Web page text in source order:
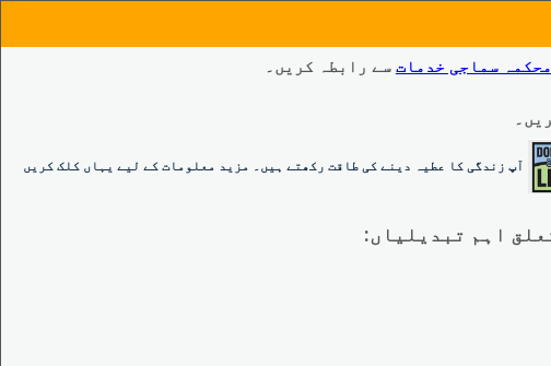
محکمہ سماجی خدمات سے رابطہ کریں۔
آپ زندگی کا عطیہ دینے کی طاقت رکھتے ہیں۔ مزید معلومات کے لیے یہاں کلک کریں